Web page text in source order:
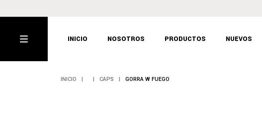
INICIO NOSOTROS PRODUCTOS NUEVOS
MERCH
INICIO CAPS GORRA W FUEGO